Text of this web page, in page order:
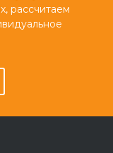
рассчитаем